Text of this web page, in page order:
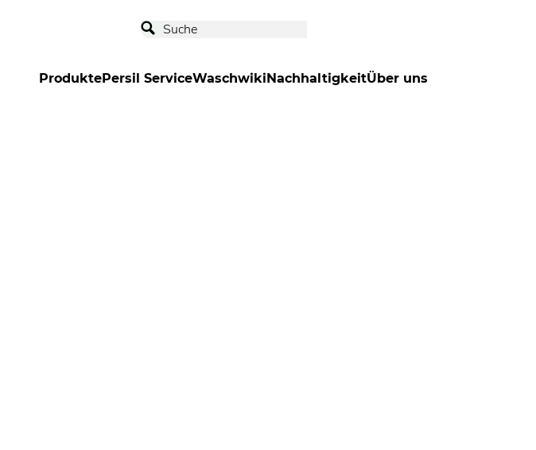
ProduktePersil ServiceWaschwiki NachhaltigkeitÜber uns